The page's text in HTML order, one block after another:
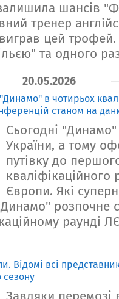
шансів
тренер
цей трофей.
та одного
20.05.2026
в чотирьох
станом на
Сьогодні
України, а тому
путівку до
кваліфікаційного
Європи. Які
розпочне
раунді
Відомі всі
сезону